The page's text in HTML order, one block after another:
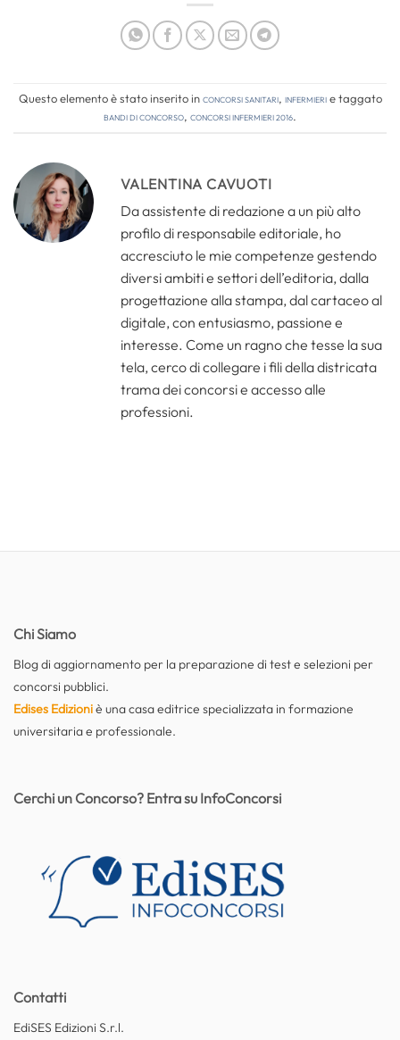
Questo elemento è stato inserito inConcorsi Sanitari, Infermierie taggato
bandi di concorso, concorsi infermieri 2016.
VALENTINA CAVUOTI
Da assistente di redazione a un più alto
profilo di responsabile editoriale, ho
accresciuto le mie competenze gestendo
diversi ambiti e settori dell’editoria, dalla
progettazione alla stampa, dal cartaceo al
digitale, con entusiasmo, passione e
interesse. Come un ragno che tesse la sua
tela, cerco di collegare i fili della districata
trama dei concorsi e accesso alle
professioni.
Chi Siamo
Blog di aggiornamento per la preparazione di test e selezioni per
concorsi pubblici.
Edises Edizioniè una casa editrice specializzata in formazione
universitaria e professionale.
Contatti
EdiSES Edizioni S.r.l.
Cerchi un Concorso? Entra su InfoConcorsi